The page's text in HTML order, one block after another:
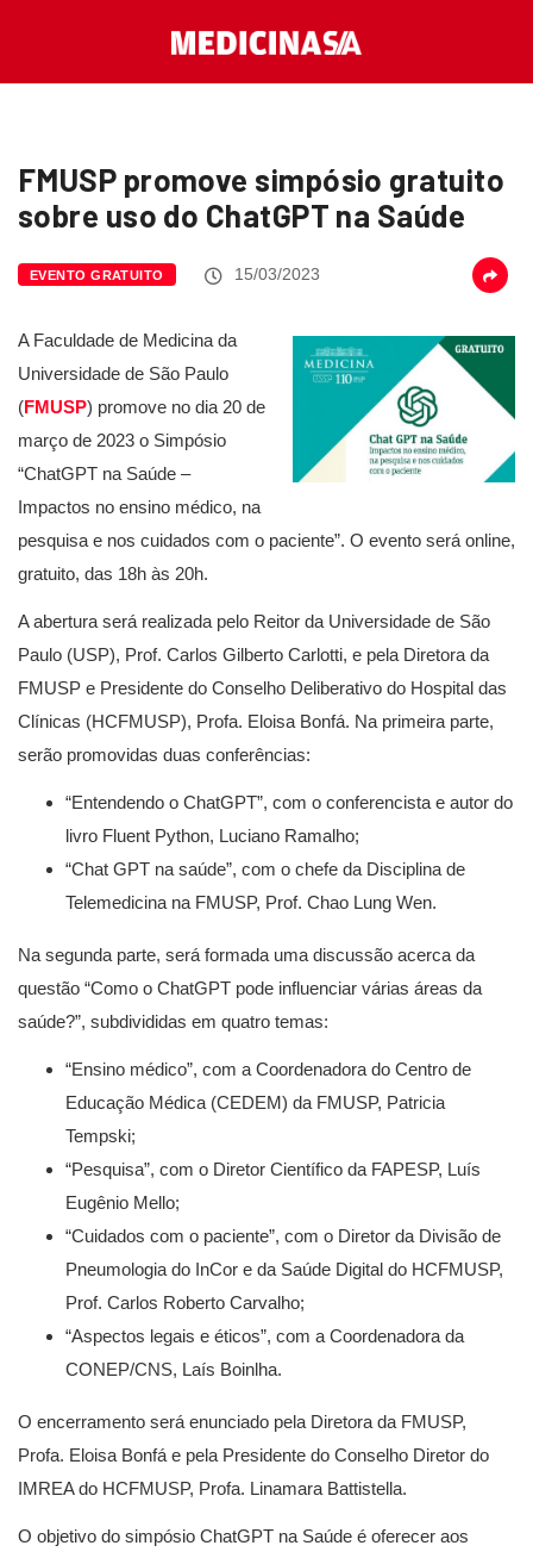
FMUSP promove simpósio gratuito
sobre uso do ChatGPT na Saúde
EVENTO GRATUITO 15/03/2023
A Faculdade de Medicina da
Universidade de São Paulo
(FMUSP) promove no dia 20 de
março de 2023 o Simpósio
“ChatGPT na Saúde –
Impactos no ensino médico, na
pesquisa e nos cuidados com o paciente”. O evento será online,
gratuito, das 18h às 20h.
A abertura será realizada pelo Reitor da Universidade de São
Paulo (USP), Prof. Carlos Gilberto Carlotti, e pela Diretora da
FMUSP e Presidente do Conselho Deliberativo do Hospital das
Clínicas (HCFMUSP), Profa. Eloisa Bonfá. Na primeira parte,
serão promovidas duas conferências:
“Entendendo o ChatGPT”, com o conferencista e autor do
livro Fluent Python, Luciano Ramalho;
“Chat GPT na saúde”, com o chefe da Disciplina de
Telemedicina na FMUSP, Prof. Chao Lung Wen.
Na segunda parte, será formada uma discussão acerca da
questão “Como o ChatGPT pode influenciar várias áreas da
saúde?”, subdivididas em quatro temas:
“Ensino médico”, com a Coordenadora do Centro de
Educação Médica (CEDEM) da FMUSP, Patricia
Tempski;
“Pesquisa”, com o Diretor Científico da FAPESP, Luís
Eugênio Mello;
“Cuidados com o paciente”, com o Diretor da Divisão de
Pneumologia do InCor e da Saúde Digital do HCFMUSP,
Prof. Carlos Roberto Carvalho;
“Aspectos legais e éticos”, com a Coordenadora da
CONEP/CNS, Laís Boinlha.
O encerramento será enunciado pela Diretora da FMUSP,
Profa. Eloisa Bonfá e pela Presidente do Conselho Diretor do
IMREA do HCFMUSP, Profa. Linamara Battistella.
O objetivo do simpósio ChatGPT na Saúde é oferecer aos